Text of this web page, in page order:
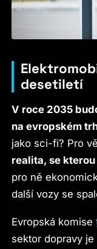
desetiletí
V roce 2035
na evropském
jako sci-fi? Pro
realita, se
pro ně
další vozy se
Evropská komise
sektor dopravy